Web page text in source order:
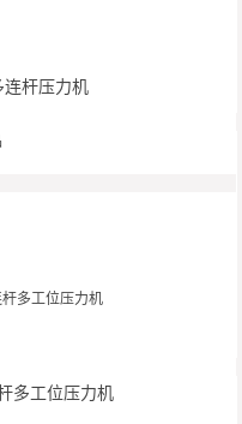
连杆压力机
多工位压力机